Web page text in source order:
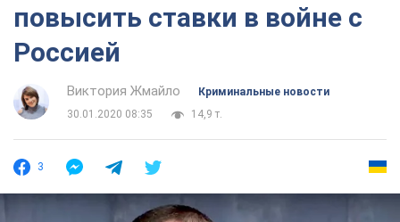
повысить ставки в войне с
Россией
Виктория Жмайло
Криминальные новости
30.01.2020 08:35
14,9 т.
3